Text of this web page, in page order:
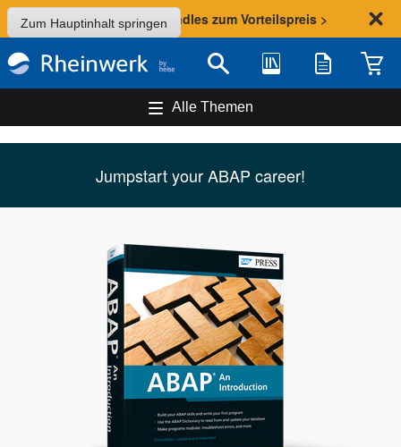
Zum Hauptinhalt springen
Sommer-Aktion: Bundles zum Vorteilspreis >
Suche Bibliothek Merkliste
Alle Themen
Jumpstart your ABAP career!